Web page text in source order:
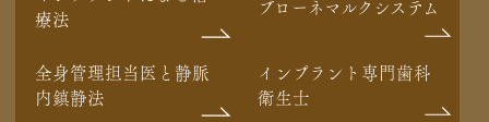
療法
ブローネマルクシステム
全身管理担当医と静脈
内鎮静法
インプラント専門歯科
衛生士